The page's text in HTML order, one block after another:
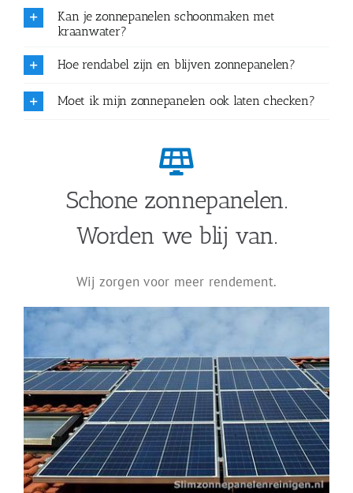
Kan je zonnepanelen schoonmaken met
kraanwater?
Hoe rendabel zijn en blijven zonnepanelen?
Moet ik mijn zonnepanelen ook laten checken?
Schone zonnepanelen.
Worden we blij van.
Wij zorgen voor meer rendement.